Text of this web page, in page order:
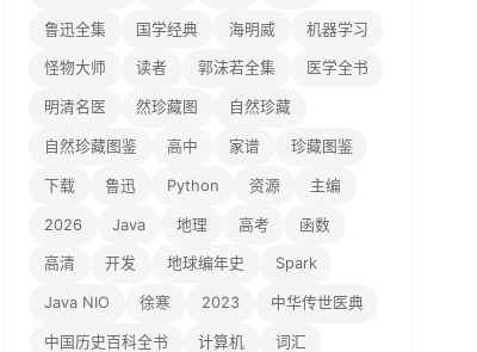
鲁迅全集 国学经典 海明威 机器学习
怪物大师 读者 郭沫若全集 医学全书
明清名医 然珍藏图 自然珍藏
自然珍藏图鉴 高中 家谱 珍藏图鉴
下载 鲁迅 Python 资源 主编
2026 Java 地理 高考 函数
高清 开发 地球编年史 Spark
Java NIO 徐寒 2023 中华传世医典
中国历史百科全书 计算机 词汇